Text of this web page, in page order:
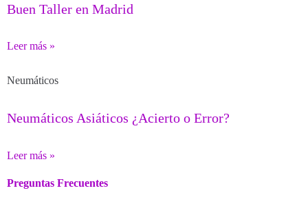
Buen Taller en Madrid
Leer más »
Neumáticos
Neumáticos Asiáticos ¿Acierto o Error?
Leer más »
Preguntas Frecuentes